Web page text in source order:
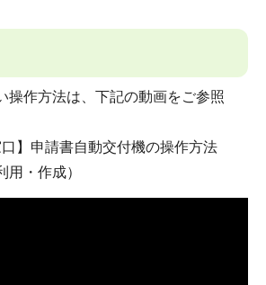
操作方法は、下記の動画をご参照
】申請書自動交付機の操作方法
用・作成）